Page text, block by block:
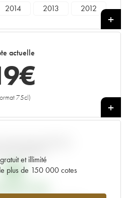
2014 2013
2012
1999
1994
1966 1964
1957
actuelle
€
75cl)
+
et illimité
plus de 150 000 cotes
8€